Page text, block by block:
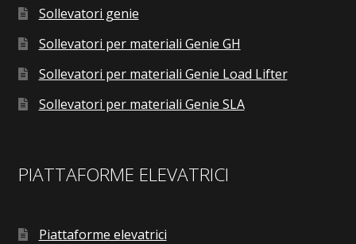
Sollevatori genie
Sollevatori per materiali Genie GH
Sollevatori per materiali Genie Load Lifter
Sollevatori per materiali Genie SLA
PIATTAFORME ELEVATRICI
Piattaforme elevatrici